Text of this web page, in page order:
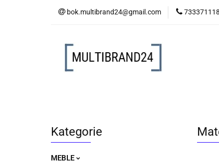
bok.multibrand24@gmail.com 733371118
MEBLE
Kategorie
MEBLE